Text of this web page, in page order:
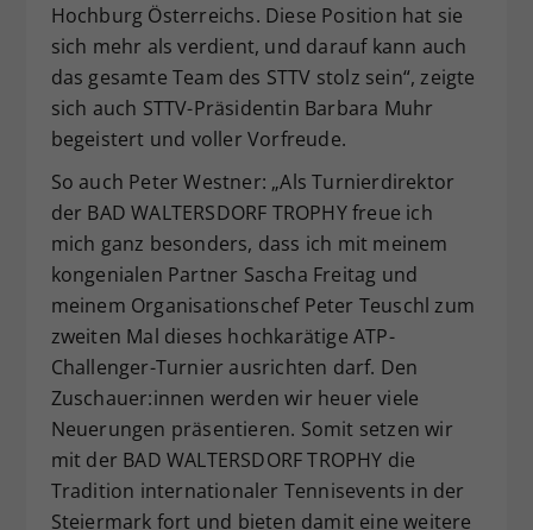
Hochburg Österreichs. Diese Position hat sie
sich mehr als verdient, und darauf kann auch
das gesamte Team des STTV stolz sein“, zeigte
sich auch STTV-Präsidentin Barbara Muhr
begeistert und voller Vorfreude.
So auch Peter Westner: „Als Turnierdirektor
der BAD WALTERSDORF TROPHY freue ich
mich ganz besonders, dass ich mit meinem
kongenialen Partner Sascha Freitag und
meinem Organisationschef Peter Teuschl zum
zweiten Mal dieses hochkarätige ATP-
Challenger-Turnier ausrichten darf. Den
Zuschauer:innen werden wir heuer viele
Neuerungen präsentieren. Somit setzen wir
mit der BAD WALTERSDORF TROPHY die
Tradition internationaler Tennisevents in der
Steiermark fort und bieten damit eine weitere